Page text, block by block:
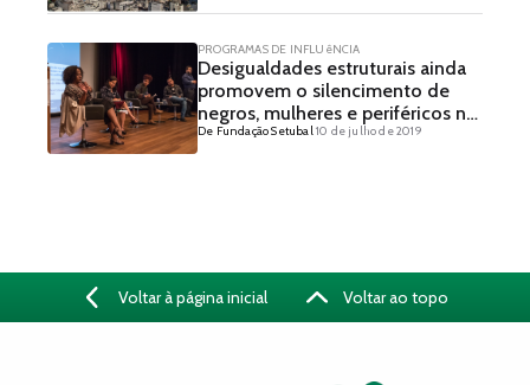
PROGRAMAS DE INFLUêNCIA
Desigualdades estruturais ainda
promovem o silencimento de
negros, mulheres e periféricos no
Brasil
De Fundação Setubal10 de julho de 2019
Voltar à página inicial Voltar ao topo